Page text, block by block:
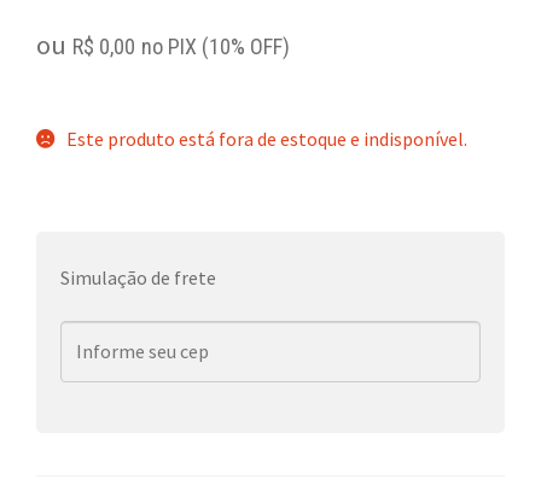
ou R$ 0,00 no PIX (10% OFF)
Este produto está fora de estoque e indisponível.
Simulação de frete